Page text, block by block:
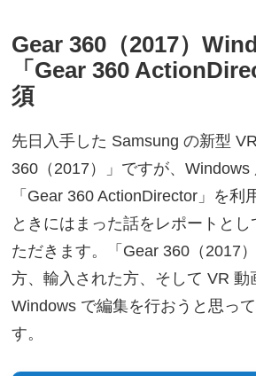
Gear 360（2017）
「Gear 360
須
先日入手した Samsung の新型
360（2017）」ですが、Windows
「Gear 360 ActionDirector」を利
ときにはまった話をレポートと
ただきます。「Gear 360（2017
方、輸入された方、そして VR 動
Windows で編集を行おうと思っ
す。